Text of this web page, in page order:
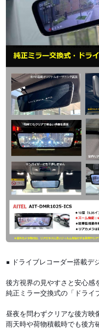
■ ドライブレコーダー搭載デ
後方視界の見やすさと安心感
純正ミラー交換式の「ドライ
昼夜を問わずクリアな後方映
雨天時や荷物積載時でも後方